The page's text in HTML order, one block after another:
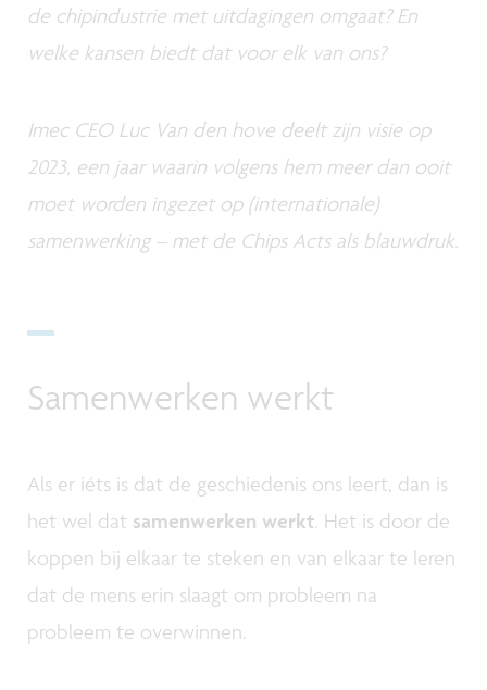
de chipindustrie met uitdagingen omgaat? En
welke kansen biedt dat voor elk van ons?
Imec CEO Luc Van den hove deelt zijn visie op
2023, een jaar waarin volgens hem meer dan ooit
moet worden ingezet op (internationale)
samenwerking – met de Chips Acts als blauwdruk.
Samenwerken werkt
Als er iéts is dat de geschiedenis ons leert, dan is
het wel dat samenwerken werkt. Het is door de
koppen bij elkaar te steken en van elkaar te leren
dat de mens erin slaagt om probleem na
probleem te overwinnen.